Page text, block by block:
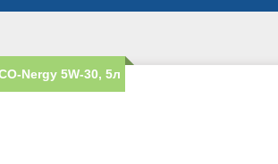
Nergy 5W-30, 5л